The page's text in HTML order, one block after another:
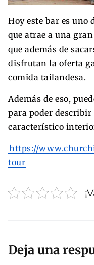
Hoy este bar es uno
que atrae a una
que además de
disfrutan la oferta
comida tailandesa.
Además de eso,
para poder describir
característico
https://
tour
Deja una